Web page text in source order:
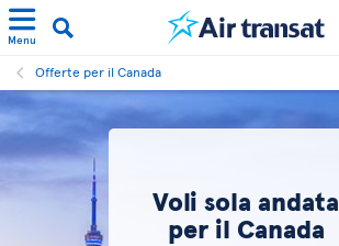
Menu
Offerte per il Canada
Voli sola andata
per il Canada